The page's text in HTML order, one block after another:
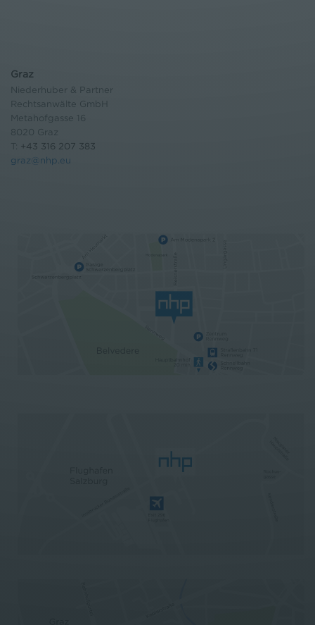
Graz
Niederhuber & Partner
Rechtsanwälte GmbH
Metahofgasse 16
8020 Graz
T: +43 316 207 383
graz@nhp.eu